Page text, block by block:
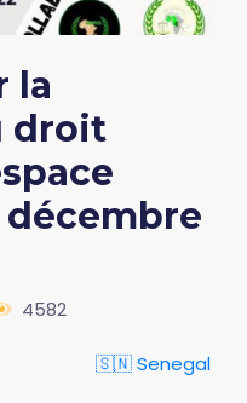
la
droit
décembre
4582
🇸🇳 Senegal